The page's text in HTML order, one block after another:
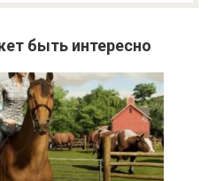
быть интересно